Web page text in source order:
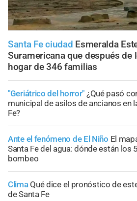
Santa Fe ciudad Esmeralda
Suramericana que después de
hogar de 346 familias
"Geriátrico del horror" ¿Qué pasó
municipal de asilos de ancianos en
Fe?
Ante el fenómeno de El Niño El
Santa Fe del agua: dónde están los
bombeo
Clima Qué dice el pronóstico de
de Santa Fe